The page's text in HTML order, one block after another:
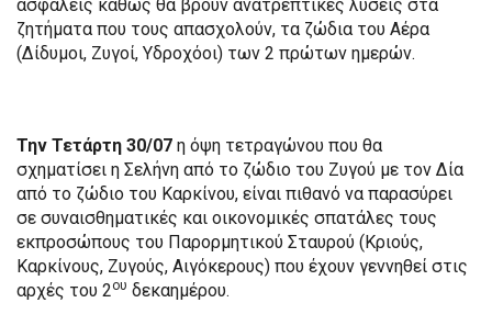
ασφαλείς καθώς θα βρουν ανατρεπτικές λύσεις στα
ζητήματα που τους απασχολούν, τα ζώδια του Αέρα
(Δίδυμοι, Ζυγοί, Υδροχόοι) των 2 πρώτων ημερών.
Την Τετάρτη 30/07 η όψη τετραγώνου που θα
σχηματίσει η Σελήνη από το ζώδιο του Ζυγού με τον Δία
από το ζώδιο του Καρκίνου, είναι πιθανό να παρασύρει
σε συναισθηματικές και οικονομικές σπατάλες τους
εκπροσώπους του Παρορμητικού Σταυρού (Κριούς,
Καρκίνους, Ζυγούς, Αιγόκερους) που έχουν γεννηθεί στις
αρχές του 2ου δεκαημέρου.